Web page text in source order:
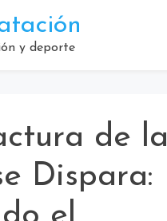
y deporte
de la
Dispara: